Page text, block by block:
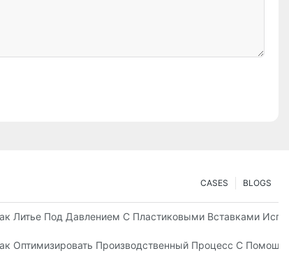
BLOGS
CASES
Создании Прочных Деталей Из Нескольких Материалов
Литье Под Давлением С Пластиковыми Вставками
Выбор Для Товаров Длительного Пользования
Оптимизировать Производственный Процесс С